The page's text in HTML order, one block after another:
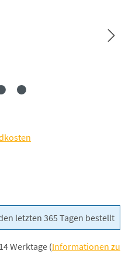
letzten 365 Tagen bestellt
Werktage (Informationen zu